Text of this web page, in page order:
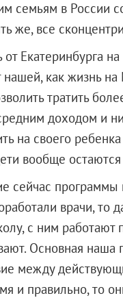
семьям в России
же, все
от Екатеринбурга
нашей, как жизнь
тратить
доходом и
на своего
вообще
сейчас программы
врачи, то
с ним
Основная
между
и правильно, то